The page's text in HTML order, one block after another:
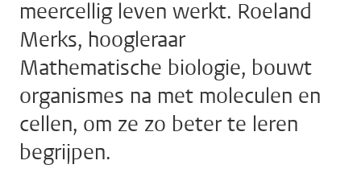
meercellig leven werkt. Roeland
Merks, hoogleraar
Mathematische biologie, bouwt
organismes na met moleculen en
cellen, om ze zo beter te leren
begrijpen.